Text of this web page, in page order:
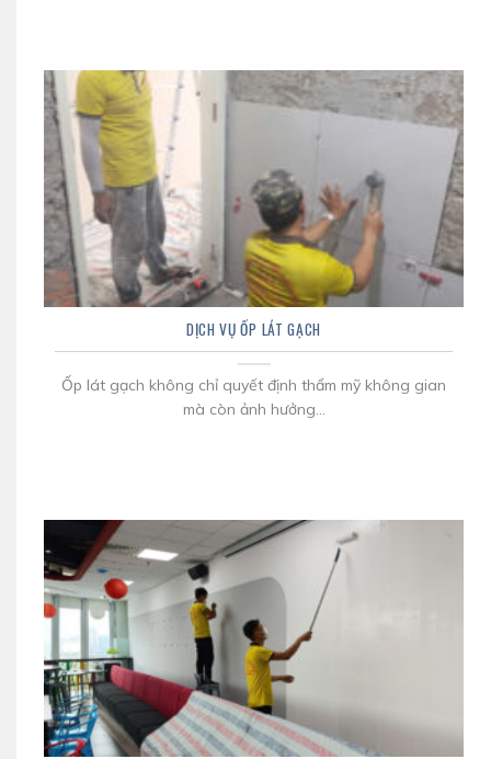
DỊCH VỤ ỐP LÁT GẠCH
Ốp lát gạch không chỉ quyết định thẩm mỹ không gian
mà còn ảnh hưởng...